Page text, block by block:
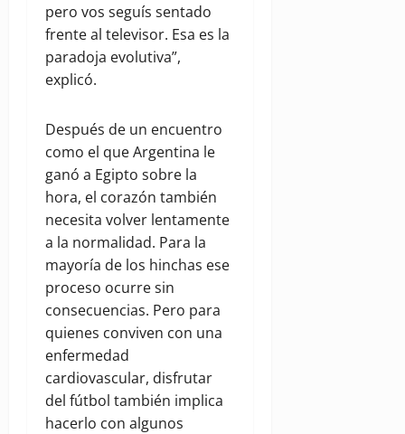
pero vos seguís sentado
frente al televisor. Esa es la
paradoja evolutiva”,
explicó.
Después de un encuentro
como el que Argentina le
ganó a Egipto sobre la
hora, el corazón también
necesita volver lentamente
a la normalidad. Para la
mayoría de los hinchas ese
proceso ocurre sin
consecuencias. Pero para
quienes conviven con una
enfermedad
cardiovascular, disfrutar
del fútbol también implica
hacerlo con algunos